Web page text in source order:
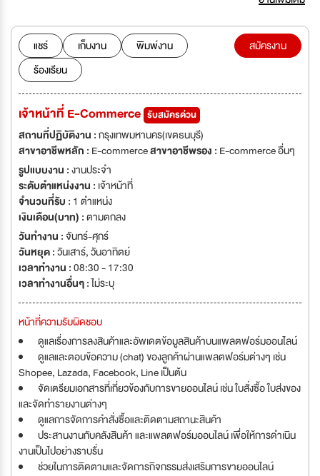
lifestyle.We have now opened more than 90 stores across Thailand.
We also plan to continuously develop products and expand business
in order to achieve further success. We are now looking for talented
people to join our team. So let's join us if you share the same vision
and want to grow with us! บริษัท โมชิ โมชิ รีเทล คอร์ปอเรชั่น จำกัด (มหาชน)
ก่อตั้งเมื่อ พฤศจิกายน 2016 มีวิสัยทัศน์ คือ เราจะพัฒนาสินค้าไลฟ์สไตล์ โดย
เน้นคุณภาพ ในราคาที่แข่งขันได้ บริษัทของเราสร้างสรรค์สินค้าที่มีความหลาก
หลายและออกแบบอย่างทันสมัย ให้เข้ากับไลฟ์สไตล์ยุคใหม่ได้อย่างลงตัว ปัจจุบัน
เรามีมากกว่า 100สาขา ทั่วประเทศไทย โดยมีแผนพัฒนาและขยายธุรกิจอย่าง
ต่อเนื่อง เรากำลังมองหาบุคลากรที่มีความสามารถ เพื่อเป็นส่วนหนึ่งในการ
พัฒนาองค์กรไปด้วยกัน
แชร์ เก็บงาน
พิมพ์งาน
ร้องเรียน
สมัครงาน
เจ้าหน้าที่ E-Commerce รับสมัครด่วน
สถานที่ปฏิบัติงาน :กรุงเทพมหานคร(เขตธนบุรี)
สาขาอาชีพหลัก : E-commerceสาขาอาชีพรอง : E-commerce อื่นๆ
รูปแบบงาน :งานประจำ
ระดับตำแหน่งงาน : เจ้าหน้าที่
จำนวนที่รับ : 1 ตำแหน่ง
เงินเดือน(บาท) :ตามตกลง
วันทำงาน :จันทร์-ศุกร์
วันหยุด :วันเสาร์,วันอาทิตย์
เวลาทำงาน :08:30 - 17:30
เวลาทำงานอื่นๆ :ไม่ระบุ
หน้าที่ความรับผิดชอบ
ดูแลเรื่องการลงสินค้าและอัพเดตข้อมูลสินค้าบนแพลตฟอร์มออนไลน์
ดูแลและตอบข้อความ (chat) ของลูกค้าผ่านแพลตฟอร์มต่างๆ เช่น
Shopee, Lazada, Facebook, Line เป็นต้น
จัดเตรียมเอกสารที่เกี่ยวข้องกับการขายออนไลน์ เช่น ใบสั่งซื้อ ใบส่งของ
และจัดทำรายงานต่างๆ
ดูแลการจัดการคำสั่งซื้อและติดตามสถานะสินค้า
ประสานงานกับคลังสินค้า และแพลตฟอร์มออนไลน์ เพื่อให้การดำเนิน
งานเป็นไปอย่างราบรื่น
ช่วยในการติดตามและจัดการกิจกรรมส่งเสริมการขายออนไลน์